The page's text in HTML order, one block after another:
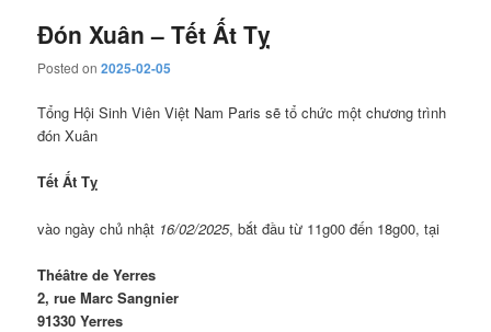
viết
Đón Xuân – Tết Ất Tỵ
Posted on2025-02-05
Tổng Hội Sinh Viên Việt Nam Paris sẽ tổ chức một chương trình
đón Xuân
Tết Ất Tỵ
vào ngày chủ nhật 16/02/2025, bắt đầu từ 11g00 đến 18g00, tại
Théâtre de Yerres
2, rue Marc Sangnier
91330 Yerres